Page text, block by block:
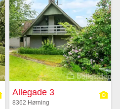
Allegade 3
8362 Hørning